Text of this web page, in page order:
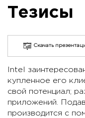
Тезисы
Скачать
Intel
купленное его
свой потенциал;
приложений.
производится с